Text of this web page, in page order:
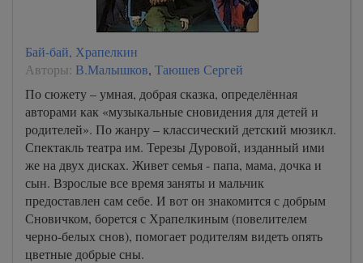
Бай-бай, Храпелкин
Авторы: В.Малышков, Таюшев Сергей
По сюжету – умная, добрая сказка, определённая
авторами как «музыкальные сновидения для детей и
родителей». По жанру – классический детский мюзикл.
Спектакль театра им. Терезы Дуровой, изданный ими
же на двух дисках. Живет семья - папа, мама, дочка и
сын. Взрослые все время заняты и мальчик
предоставлен сам себе. И вот он знакомится с добрым
Сновичком, борется с Храпелкиным (повелителем
черно-белых снов), помогает родителям видеть опять
цветные добрые сны.